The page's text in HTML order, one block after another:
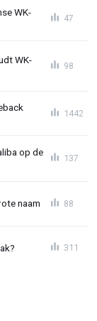
WK-
47
WK-
98
1442
op de
137
naam 88
311